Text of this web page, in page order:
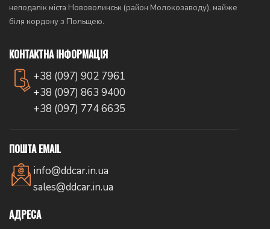
неподалік міста Нововолинськ (район Молокозаводу), майже
біля кордону з Польщею.
КОНТАКТНА ІНФОРМАЦІЯ
+38 (097) 902 7961
+38 (097) 863 9400
+38 (097) 774 6635
ПОШТА EMAIL
info@ddcar.in.ua
sales@ddcar.in.ua
АДРЕСА